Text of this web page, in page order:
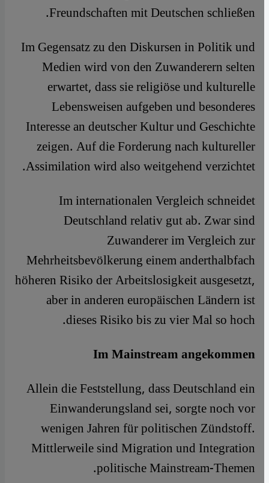
Freundschaften mit Deutschen schließen.
Im Gegensatz zu den Diskursen in Politik und
Medien wird von den Zuwanderern selten
erwartet, dass sie religiöse und kulturelle
Lebensweisen aufgeben und besonderes
Interesse an deutscher Kultur und Geschichte
zeigen. Auf die Forderung nach kultureller
Assimilation wird also weitgehend verzichtet.
Im internationalen Vergleich schneidet
Deutschland relativ gut ab. Zwar sind
Zuwanderer im Vergleich zur
Mehrheitsbevölkerung einem anderthalbfach
höheren Risiko der Arbeitslosigkeit ausgesetzt,
aber in anderen europäischen Ländern ist
dieses Risiko bis zu vier Mal so hoch.
Im Mainstream angekommen
Allein die Feststellung, dass Deutschland ein
Einwanderungsland sei, sorgte noch vor
wenigen Jahren für politischen Zündstoff.
Mittlerweile sind Migration und Integration
politische Mainstream-Themen.